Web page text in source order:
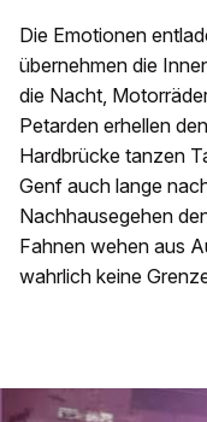
Die Emotionen
übernehmen die
die Nacht,
Petarden erhellen
Hardbrücke tanzen
Genf auch lange
Nachhausegehen
Fahnen wehen aus
wahrlich keine